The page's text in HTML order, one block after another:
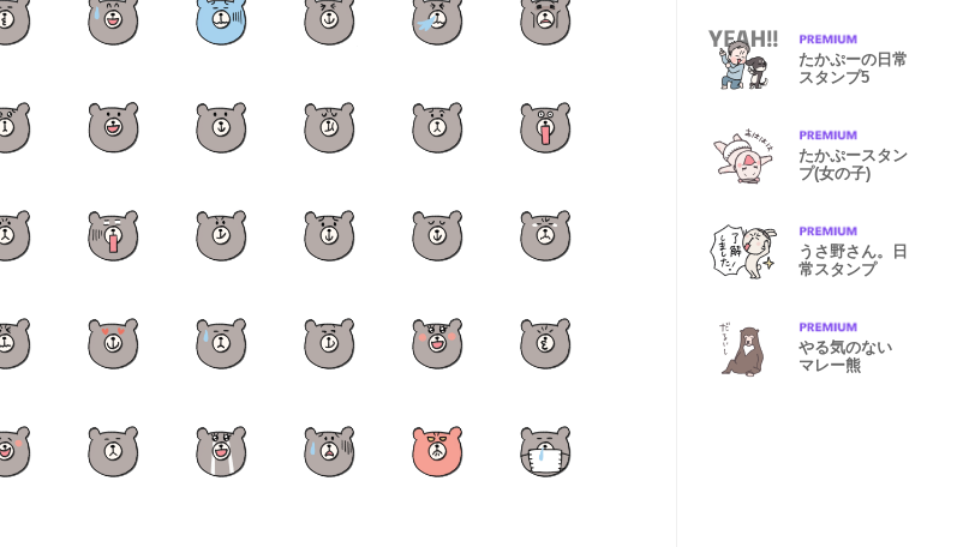
たかぷーの日常
スタンプ5
たかぷースタン
プ(女の子)
うさ野さん。日
常スタンプ
やる気のない
マレー熊